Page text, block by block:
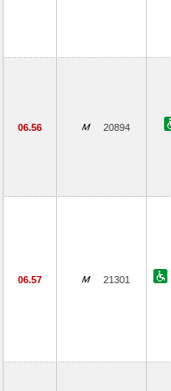
06.56 20894
06.57 21301